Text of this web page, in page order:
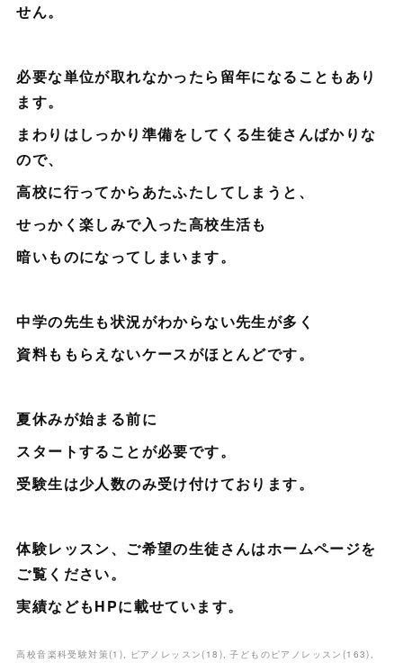
せん。
必要な単位が取れなかったら留年になることもあり
ます。
まわりはしっかり準備をしてくる生徒さんばかりな
ので、
高校に行ってからあたふたしてしまうと、
せっかく楽しみで入った高校生活も
暗いものになってしまいます。
中学の先生も状況がわからない先生が多く
資料ももらえないケースがほとんどです。
夏休みが始まる前に
スタートすることが必要です。
受験生は少人数のみ受け付けております。
体験レッスン、ご希望の生徒さんはホームページを
ご覧ください。
実績などもHPに載せています。
高校音楽科受験対策(1 ) ピアノレッスン( 18 ) 子どものピアノレッスン (163)